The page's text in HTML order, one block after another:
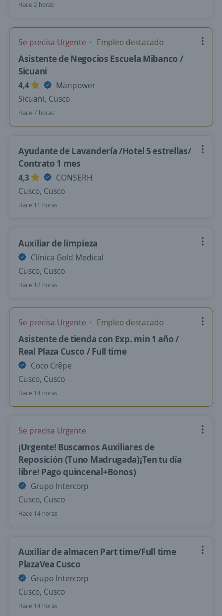
Hace 2 horas
Se precisa Urgente Empleo destacado
Asistente de Negocios Escuela Mibanco /
Sicuani
4,4
Manpower
Sicuani, Cusco
Hace 7 horas
Ayudante de Lavandería /Hotel 5 estrellas/
Contrato 1 mes
4,3
CONSERH
Cusco, Cusco
Hace 11 horas
Auxiliar de limpieza
Clínica Gold Medical
Cusco, Cusco
Hace 12 horas
Se precisa Urgente Empleo destacado
Asistente de tienda con Exp. min 1 año /
Real Plaza Cusco / Full time
Coco Crêpe
Cusco, Cusco
Hace 14 horas
Se precisa Urgente
¡Urgente! Buscamos Auxiliares de
Reposición (Tuno Madrugada)¡Ten tu día
libre! Pago quincenal+Bonos)
Grupo Intercorp
Cusco, Cusco
Hace 14 horas
Auxiliar de almacen Part time/Full time
PlazaVea Cusco
Grupo Intercorp
Cusco, Cusco
Hace 14 horas